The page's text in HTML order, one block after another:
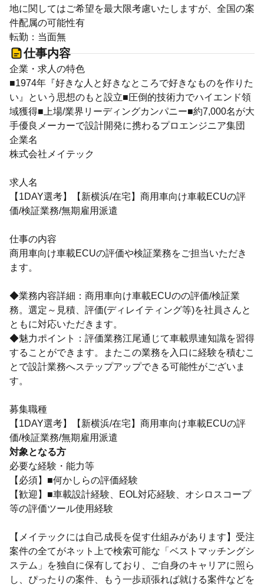
地に関してはご希望を最大限考慮いたしますが、全国の案
件配属の可能性有
転勤：当面無
仕事内容
企業・求人の特色
■1974年『好きな人と好きなところで好きなものを作りた
い』という思想のもと設立■圧倒的技術力でハイエンド領
域獲得■上場/業界リーディングカンパニー■約7,000名が大
手優良メーカーで設計開発に携わるプロエンジニア集団
企業名
株式会社メイテック
求人名
【1DAY選考】【新横浜/在宅】商用車向け車載ECUの評
価/検証業務/無期雇用派遣
仕事の内容
商用車向け車載ECUの評価や検証業務をご担当いただき
ます。
◆業務内容詳細：商用車向け車載ECUのの評価/検証業
務。選定～見積、評価(ディレイティング等)を社員さんと
ともに対応いただきます。
◆魅力ポイント：評価業務江尾通じて車載県連知識を習得
することができます。またこの業務を入口に経験を積むこ
とで設計業務へステップアップできる可能性がございま
す。
募集職種
【1DAY選考】【新横浜/在宅】商用車向け車載ECUの評
価/検証業務/無期雇用派遣
対象となる方
必要な経験・能力等
【必須】■何かしらの評価経験
【歓迎】■車載設計経験、EOL対応経験、オシロスコープ
等の評価ツール使用経験
【メイテックには自己成長を促す仕組みがあります】受注
案件の全てがネット上で検索可能な「ベストマッチングシ
ステム」を独自に保有しており、ご自身のキャリアに照ら
し、ぴったりの案件、もう一歩頑張れば就ける案件などを